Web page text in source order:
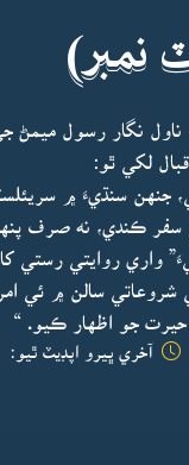
نمبر)
ناول نگار رسول
جنهن سنڌيءَ ۾
سفر ڪندي، نه صرف
واري روايتي رستي
سالن ۾ ئي
جو اظهار ڪيو. “
آخري ڀيرو اپڊيٽ ٿيو: